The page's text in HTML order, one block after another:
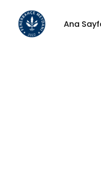
Ana